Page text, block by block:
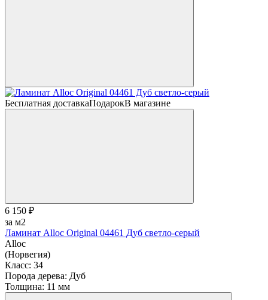
Бесплатная доставкаПодарокВ магазине
6 150 ₽
за м2
Ламинат Alloc Original 04461 Дуб светло-серый
Alloc
(Норвегия)
Класс: 34
Порода дерева: Дуб
Толщина: 11 мм